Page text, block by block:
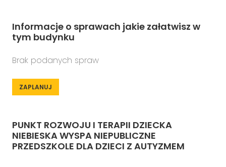
Informacje o sprawach jakie załatwisz w
tym budynku
Brak podanych spraw
ZAPLANUJ
PUNKT ROZWOJU I TERAPII DZIECKA
NIEBIESKA WYSPA NIEPUBLICZNE
PRZEDSZKOLE DLA DZIECI Z AUTYZMEM